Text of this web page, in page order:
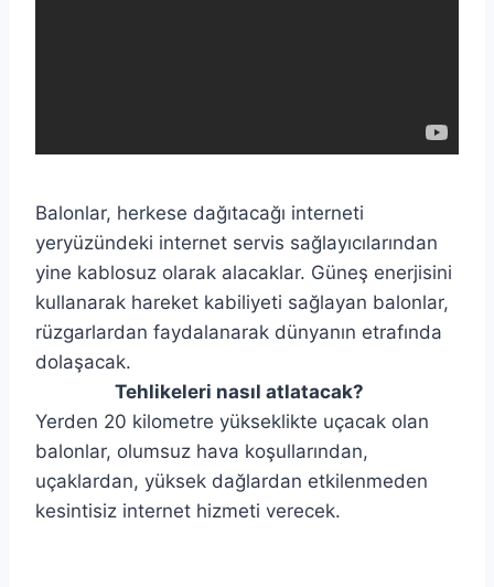
Balonlar, herkese dağıtacağı interneti
yeryüzündeki internet servis sağlayıcılarından
yine kablosuz olarak alacaklar. Güneş enerjisini
kullanarak hareket kabiliyeti sağlayan balonlar,
rüzgarlardan faydalanarak dünyanın etrafında
dolaşacak.
Tehlikeleri nasıl atlatacak?
Yerden 20 kilometre yükseklikte uçacak olan
balonlar, olumsuz hava koşullarından,
uçaklardan, yüksek dağlardan etkilenmeden
kesintisiz internet hizmeti verecek.